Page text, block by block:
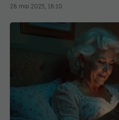
28 mai 2025, 18:10